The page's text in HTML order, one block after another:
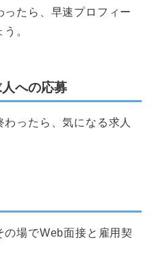
たら、早速プロフィー
。
への応募
ったら、気になる求人
場でWeb面接と雇用契